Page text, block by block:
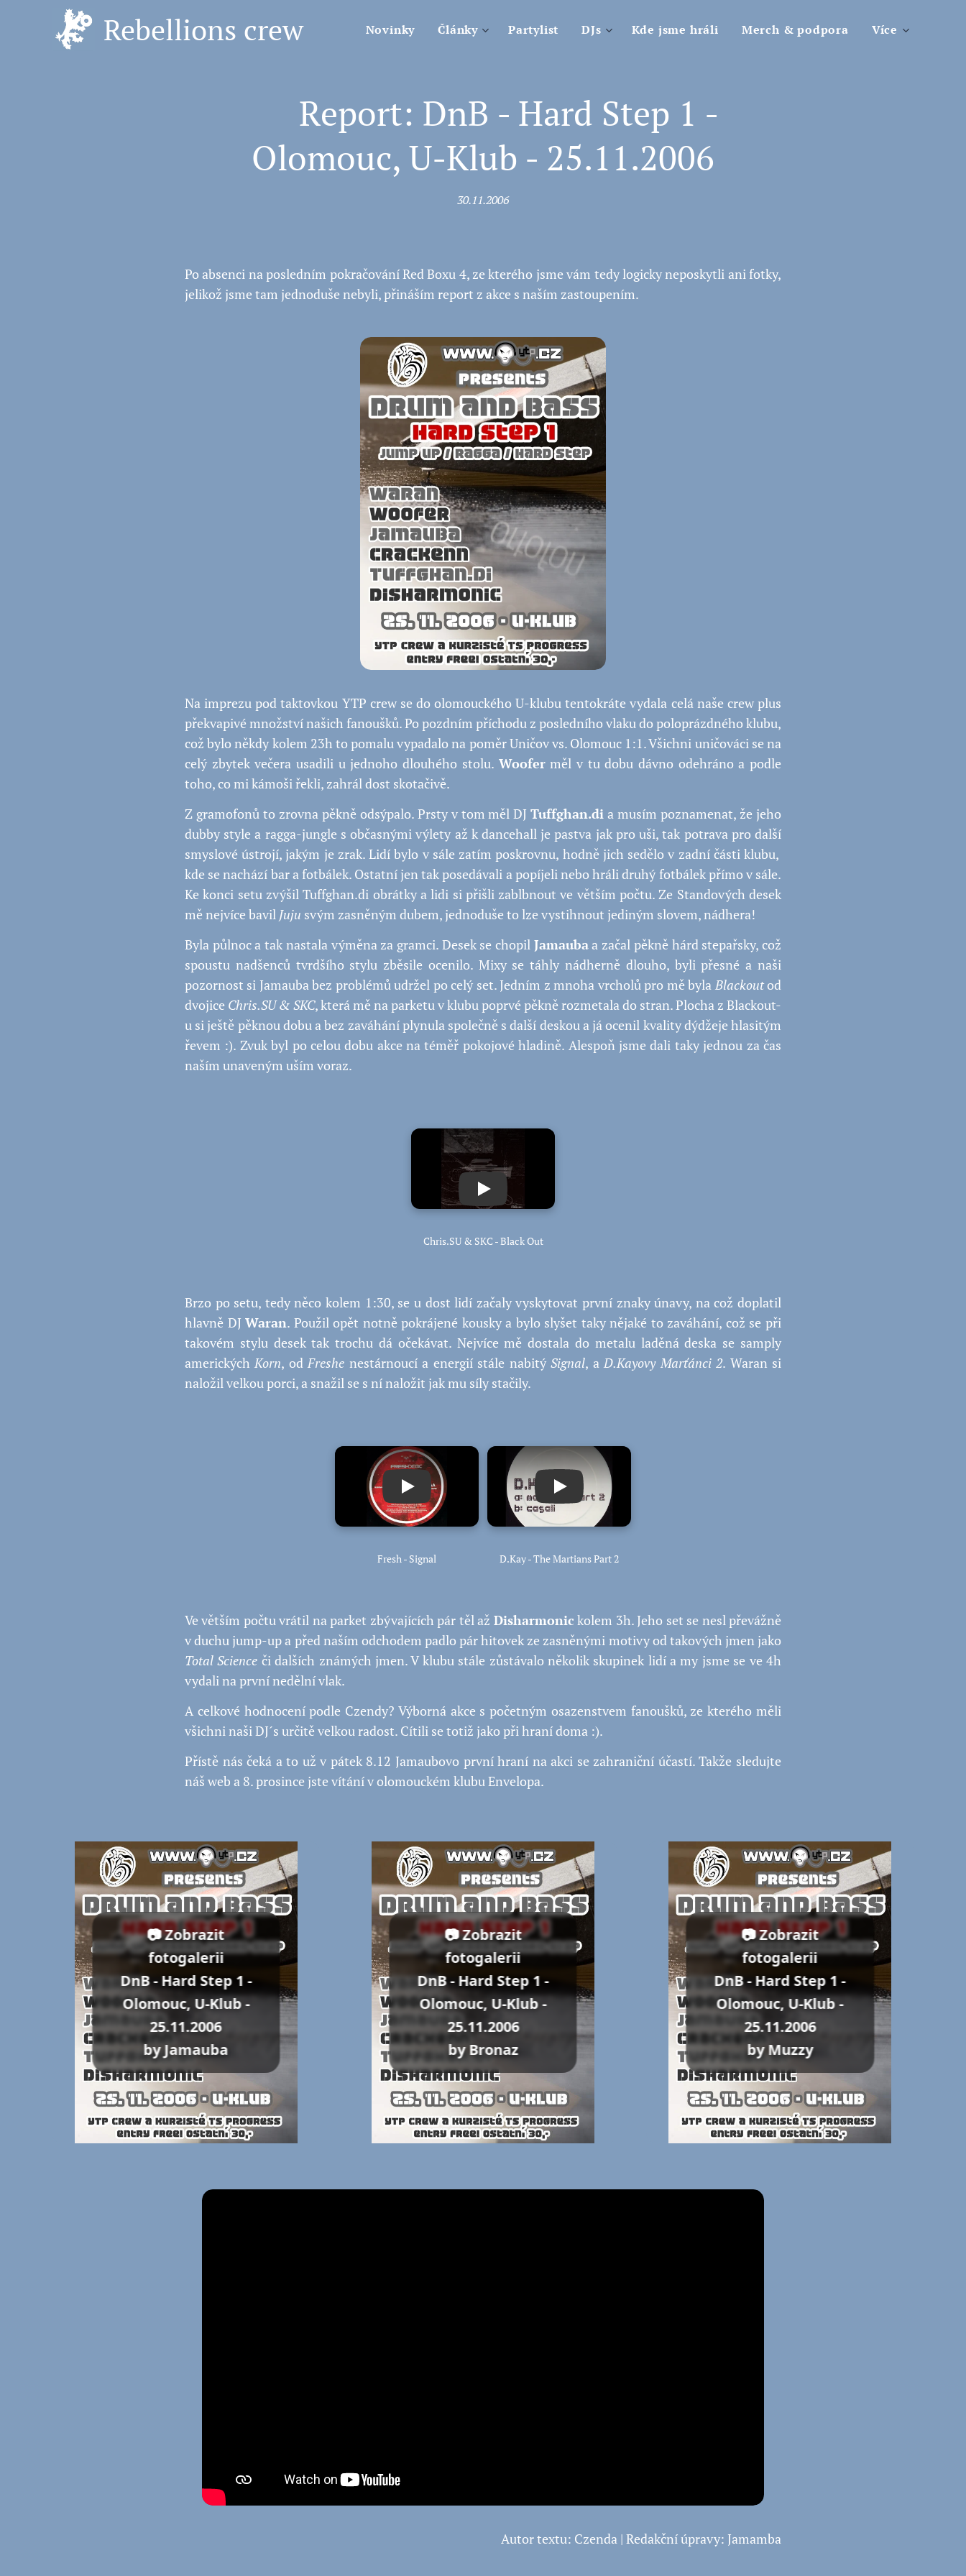
Rebellions crew Novinky Články Partylist DJs Kde jsme hráli Merch & podpora Více
💥 Report: DnB - Hard Step 1 -
Olomouc, U-Klub - 25.11.2006
30.11.2006
Po absenci na posledním pokračování Red Boxu 4, ze kterého jsme vám tedy logicky neposkytli ani fotky,
jelikož jsme tam jednoduše nebyli, přináším report z akce s naším zastoupením.
Na imprezu pod taktovkou YTP crew se do olomouckého U-klubu tentokráte vydala celá naše crew plus
překvapivé množství našich fanoušků. Po pozdním příchodu z posledního vlaku do poloprázdného klubu,
což bylo někdy kolem 23h to pomalu vypadalo na poměr Uničov vs. Olomouc 1:1. Všichni uničováci se na
celý zbytek večera usadili u jednoho dlouhého stolu. Wooferměl v tu dobu dávno odehráno a podle
toho, co mi kámoši řekli, zahrál dost skotačivě.
Z gramofonů to zrovna pěkně odsýpalo. Prsty v tom měl DJTuffghan.di a musím poznamenat, že jeho
dubby style a ragga-jungle s občasnými výlety až k dancehall je pastva jak pro uši, tak potrava pro další
smyslové ústrojí, jakým je zrak. Lidí bylo v sále zatím poskrovnu, hodně jich sedělo v zadní části klubu,
kde se nachází bar a fotbálek. Ostatní jen tak posedávali a popíjeli nebo hráli druhý fotbálek přímo v sále.
Ke konci setu zvýšil Tuffghan.di obrátky a lidi si přišli zablbnout ve větším počtu. Ze Standových desek
mě nejvíce bavil Juju svým zasněným dubem, jednoduše to lze vystihnout jediným slovem, nádhera!
Byla půlnoc a tak nastala výměna za gramci. Desek se chopil Jamaubaa začal pěkně hárd stepařsky, což
spoustu nadšenců tvrdšího stylu zběsile ocenilo. Mixy se táhly nádherně dlouho, byli přesné a naši
pozornost si Jamauba bez problémů udržel po celý set. Jedním z mnoha vrcholů pro mě byla Blackoutod
dvojice Chris.SU & SKC, která mě na parketu v klubu poprvé pěkně rozmetala do stran. Plocha z Blackout-
u si ještě pěknou dobu a bez zaváhání plynula společně s další deskou a já ocenil kvality dýdžeje hlasitým
řevem :). Zvuk byl po celou dobu akce na téměř pokojové hladině. Alespoň jsme dali taky jednou za čas
naším unaveným uším voraz.
Play
Chris.SU & SKC - Black Out
Brzo po setu, tedy něco kolem 1:30, se u dost lidí začaly vyskytovat první znaky únavy, na což doplatil
hlavně DJWaran. Použil opět notně pokrájené kousky a bylo slyšet taky nějaké to zaváhání, což se při
takovém stylu desek tak trochu dá očekávat. Nejvíce mě dostala do metalu laděná deska se samply
americkýchKorn, odFreshe nestárnoucí a energií stále nabitýSignal, aD.Kayovy Marťánci 2. Waran si
naložil velkou porci, a snažil se s ní naložit jak mu síly stačily.
Play
Fresh - Signal
Play
D.Kay - The Martians Part 2
Ve větším počtu vrátil na parket zbývajících pár těl až Disharmonic kolem 3h. Jeho set se nesl převážně
v duchu jump-up a před naším odchodem padlo pár hitovek ze zasněnými motivy od takových jmen jako
Total Science či dalších známých jmen. V klubu stále zůstávalo několik skupinek lidí a my jsme se ve 4h
vydali na první nedělní vlak.
A celkové hodnocení podle Czendy? Výborná akce s početným osazenstvem fanoušků, ze kterého měli
všichni naši DJ´s určitě velkou radost. Cítili se totiž jako při hraní doma :).
Přístě nás čeká a to už v pátek 8.12 Jamaubovo první hraní na akci se zahraniční účastí. Takže sledujte
náš web a 8. prosince jste vítání v olomouckém klubu Envelopa.
📷 Zobrazit
fotogalerii
DnB - Hard Step 1 -
Olomouc, U-Klub -
25.11.2006
by Jamauba
📷 Zobrazit
fotogalerii
DnB - Hard Step 1 -
Olomouc, U-Klub -
25.11.2006
by Bronaz
📷 Zobrazit
fotogalerii
DnB - Hard Step 1 -
Olomouc, U-Klub -
25.11.2006
by Muzzy
Autor textu: Czenda | Redakční úpravy: Jamamba